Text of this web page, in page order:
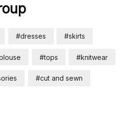
#dresses #skirts
#tops #knitwear
#cut and sewn